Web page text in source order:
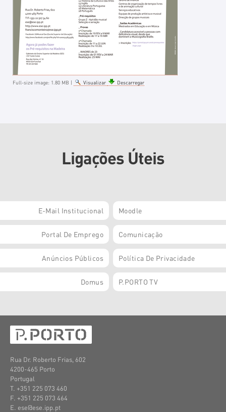
Full-size image: 1.80 MB | Visualizar Descarregar
Ligações Úteis
E-Mail Institucional Moodle
Portal De Emprego Comunicação
Anúncios Públicos Política De Privacidade
Domus P.PORTO TV
Rua Dr. Roberto Frias, 602
4200-465 Porto
Portugal
T. +351 225 073 460
F. +351 225 073 464
E. ese@ese.ipp.pt